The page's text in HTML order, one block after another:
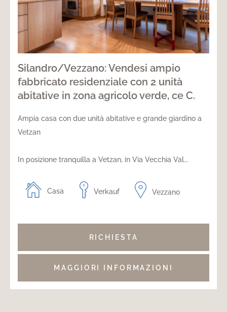
Silandro/Vezzano: Vendesi ampio
fabbricato residenziale con 2 unità
abitative in zona agricolo verde, ce C.
Ampia casa con due unità abitative e grande giardino a
Vetzan
In posizione tranquilla a Vetzan, in Via Vecchia Val...
Casa Verkauf Vezzano
RICHIESTA
MAGGIORI INFORMAZIONI